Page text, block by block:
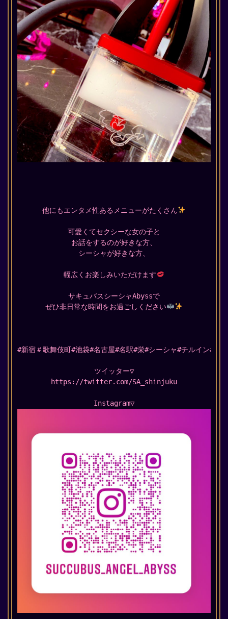
他にもエンタメ性あるメニューがたくさん
可愛くてセクシーな女の子と
お話をするのが好きな方、
シーシャが好きな方、
幅広くお楽しみいただけます
サキュバスシーシャAbyssで
ぜひ非日常な時間をお過ごしください
#新宿＃歌舞伎町#池袋#名古屋#名駅#栄#シーシャ#チルイン#店
ツイッター▽
https://twitter.com/SA_shinjuku
Instagram▽